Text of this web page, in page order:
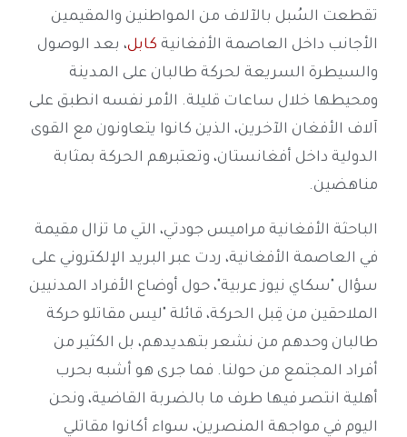
تقطعت السُبل بالآلاف من المواطنين والمقيمين
الأجانب داخل العاصمة الأفغانية كابل، بعد الوصول
والسيطرة السريعة لحركة طالبان على المدينة
ومحيطها خلال ساعات قليلة. الأمر نفسه انطبق على
آلاف الأفغان الآخرين، الذين كانوا يتعاونون مع القوى
الدولية داخل أفغانستان، وتعتبرهم الحركة بمثابة
مناهضين.
الباحثة الأفغانية مراميس جودتي، التي ما تزال مقيمة
في العاصمة الأفغانية، ردت عبر البريد الإلكتروني على
سؤال "سكاي نيوز عربية"، حول أوضاع الأفراد المدنيين
الملاحقين من قِبل الحركة، قائلة "ليس مقاتلو حركة
طالبان وحدهم من نشعر بتهديدهم، بل الكثير من
أفراد المجتمع من حولنا. فما جرى هو أشبه بحرب
أهلية انتصر فيها طرف ما بالضربة القاضية، ونحن
اليوم في مواجهة المنصرين، سواء أكانوا مقاتلي